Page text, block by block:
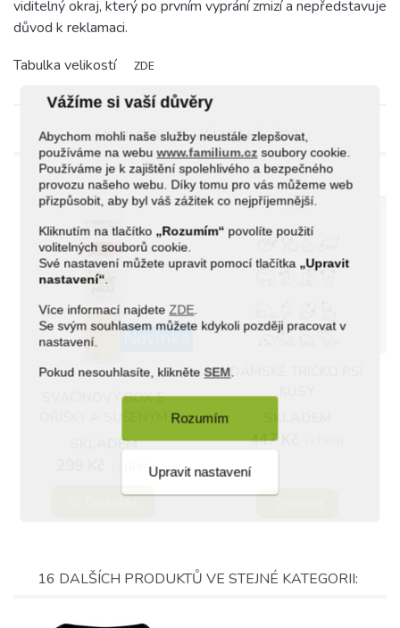
Vážíme si vaší důvěry
Abychom mohli naše služby neustále zlepšovat,
používáme na webuwww.familium.cz soubory cookie.
Používáme je k zajištění spolehlivého a bezpečného
provozu našeho webu. Díky tomu pro vás můžeme web
přizpůsobit, aby byl váš zážitek co nejpříjemnější.
Kliknutím na tlačítko „Rozumím“ povolíte použití
volitelných souborů cookie.
Své nastavení můžete upravit pomocí tlačítka „Upravit
nastavení“
Více informací najdete ZDE
Se svým souhlasem můžete kdykoli později pracovat v
nastavení.
Pokud nesouhlasíte, klikněte SEM
Rozumím
Upravit nastavení
viditelný okraj, který po prvním vyprání zmizí a nepředstavuje
důvod k reklamaci.
Tabulka velikostí
ZDE
MOHLO BY SE VÁM TAKÉ LÍBIT
Novinka
SVAČINOVÝ BOX S
OVOCEM
SKLADEM
(s DPH)
Do košíku
DÁMSKÉ TRIČKO PSÍ
447 Kč
16 DALŠÍCH PRODUKTŮ VE STEJNÉ KATEGORII: